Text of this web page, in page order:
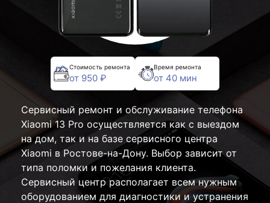
Стоимость ремонта
от 950 ₽
Время ремонта
от 40 мин
Сервисный ремонт и обслуживание телефона
Xiaomi 13 Pro осуществляется как с выездом
на дом, так и на базе сервисного центра
Xiaomi в Ростове-на-Дону. Выбор зависит от
типа поломки и пожелания клиента.
Сервисный центр располагает всем нужным
оборудованием для диагностики и устранения